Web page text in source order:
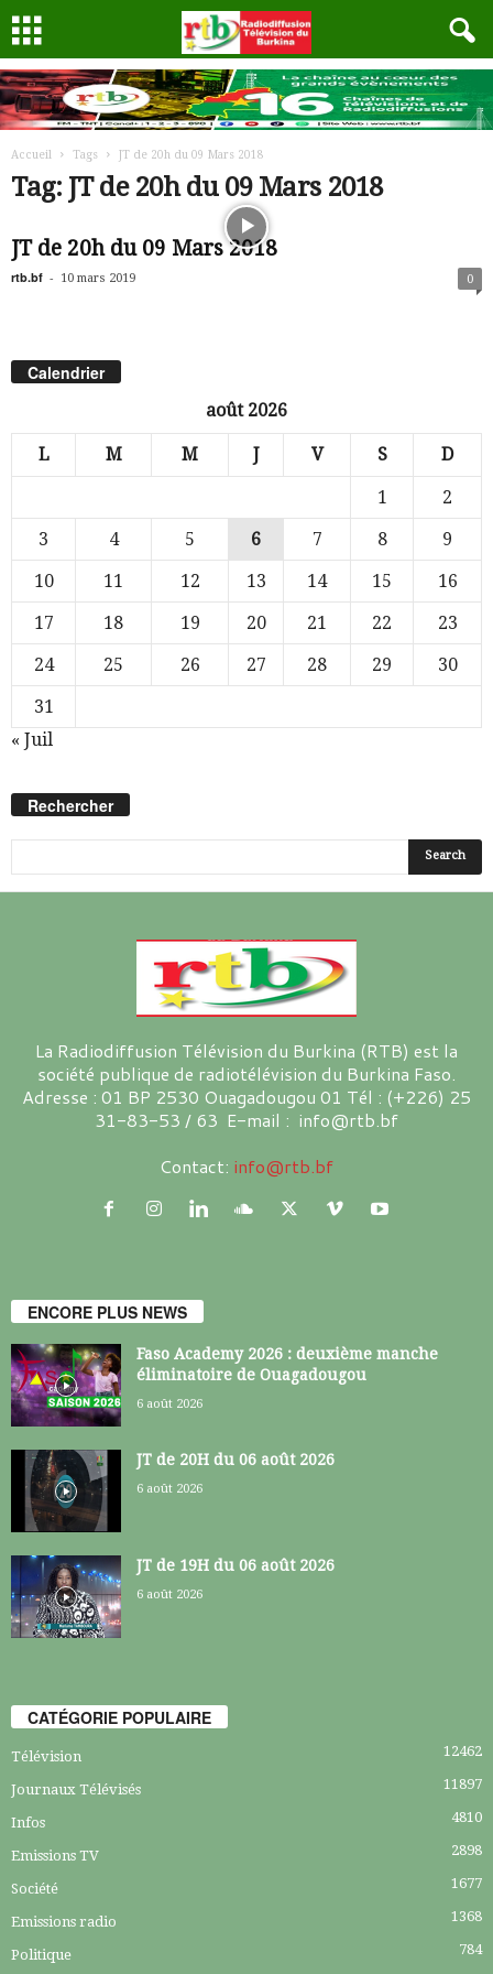
Accueil Tags JT de 20h du 09 Mars 2018
Tag: JT de 20h du 09 Mars 2018
JT de 20h du 09 Mars 2018
rtb.bf - 10 mars 2019 0
Calendrier
août 2026
L M M J V S D
1
2
3
4 5 6 7 8
9
10
11 12 13 14 15
16
17
18 19 20 21 22
23
24
25 26 27 28 29
30
31
« Juil
Rechercher
La Radiodiffusion Télévision du Burkina (RTB) est la
société publique de radiotélévision du Burkina Faso.
Adresse : 01 BP 2530 Ouagadougou 01 Tél : (+226) 25
31-83-53 / 63 E-mail : info@rtb.bf
Contact: info@rtb.bf
ENCORE PLUS NEWS
Faso Academy 2026 : deuxième manche
éliminatoire de Ouagadougou
6 août 2026
JT de 20H du 06 août 2026
6 août 2026
JT de 19H du 06 août 2026
6 août 2026
CATÉGORIE POPULAIRE
Télévision 12462
Journaux Télévisés 11897
Infos 4810
Emissions TV 2898
Société 1677
Emissions radio 1368
Politique 784